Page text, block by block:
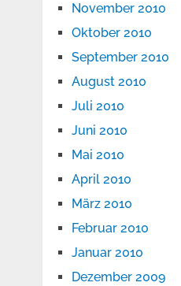
November 2010
Oktober 2010
September 2010
August 2010
Juli 2010
Juni 2010
Mai 2010
April 2010
März 2010
Februar 2010
Januar 2010
Dezember 2009